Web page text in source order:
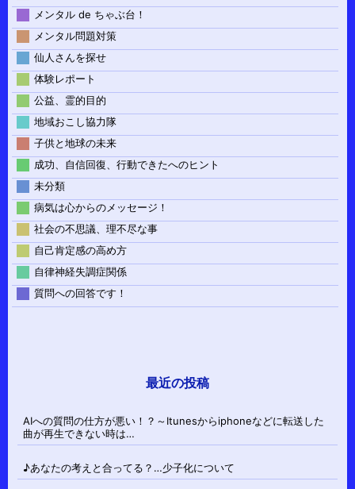
メンタル de ちゃぶ台！
メンタル問題対策
仙人さんを探せ
体験レポート
公益、霊的目的
地域おこし協力隊
子供と地球の未来
成功、自信回復、行動できたへのヒント
未分類
病気は心からのメッセージ！
社会の不思議、理不尽な事
自己肯定感の高め方
自律神経失調症関係
質問への回答です！
最近の投稿
AIへの質問の仕方が悪い！？～Itunesからiphoneなどに転送した
曲が再生できない時は…
♪あなたの考えと合ってる？…少子化について